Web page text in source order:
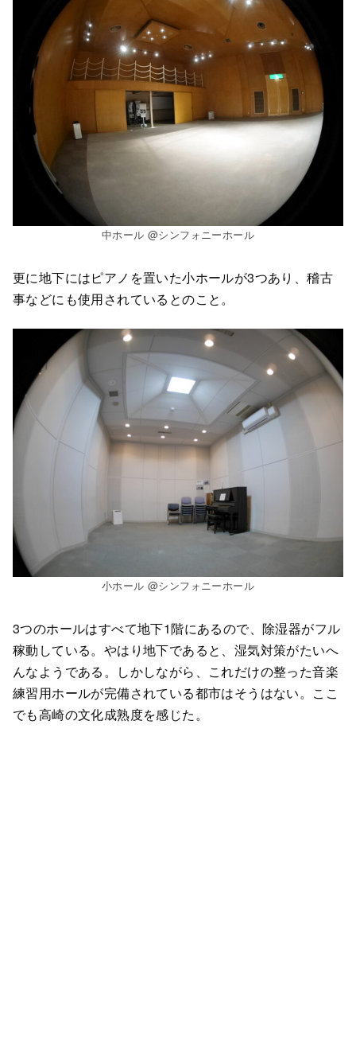
中ホール @シンフォニーホール
更に地下にはピアノを置いた小ホールが3つあり、稽古
事などにも使用されているとのこと。
小ホール @シンフォニーホール
3つのホールはすべて地下1階にあるので、除湿器がフル
稼動している。やはり地下であると、湿気対策がたいへ
んなようである。しかしながら、これだけの整った音楽
練習用ホールが完備されている都市はそうはない。ここ
でも高崎の文化成熟度を感じた。